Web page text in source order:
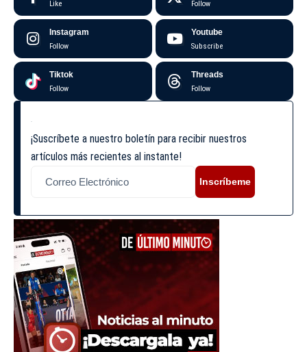
Like Follow
Instagram
Follow
Youtube
Subscribe
Tiktok
Follow
Threads
Follow
¡Suscríbete a nuestro boletín para recibir nuestros
artículos más recientes al instante!
Inscríbeme